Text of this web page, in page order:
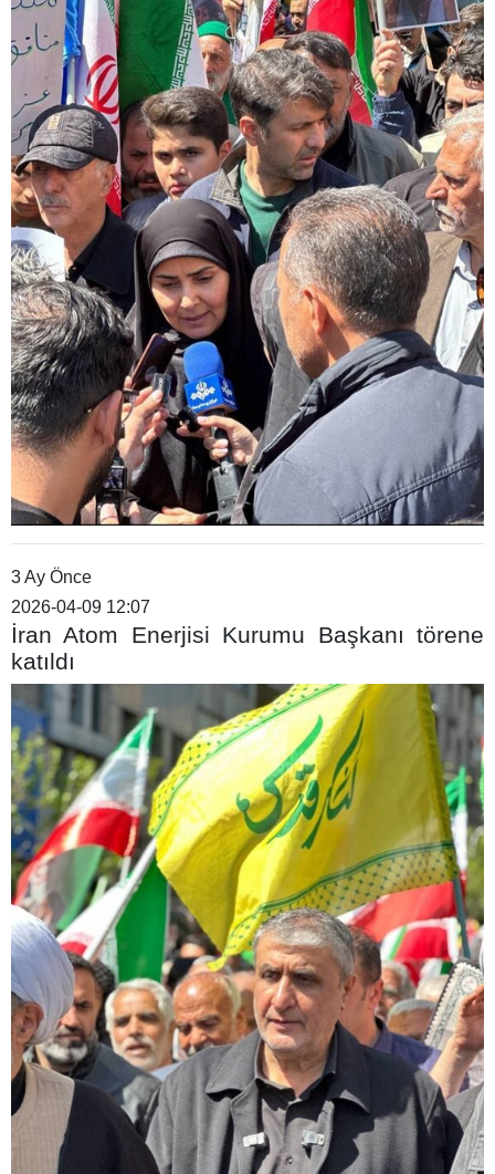
3 Ay Önce
2026-04-09 12:07
İran Atom Enerjisi Kurumu Başkanı törene
katıldı